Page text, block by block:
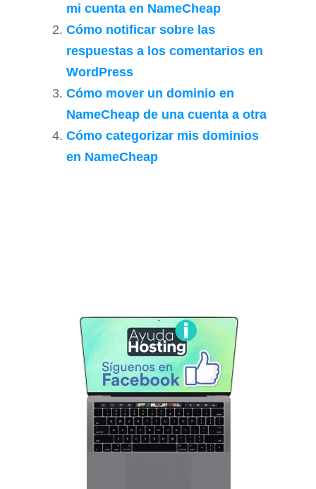
mi cuenta en NameCheap
Cómo notificar sobre las
respuestas a los comentarios en
WordPress
Cómo mover un dominio en
NameCheap de una cuenta a otra
Cómo categorizar mis dominios
en NameCheap